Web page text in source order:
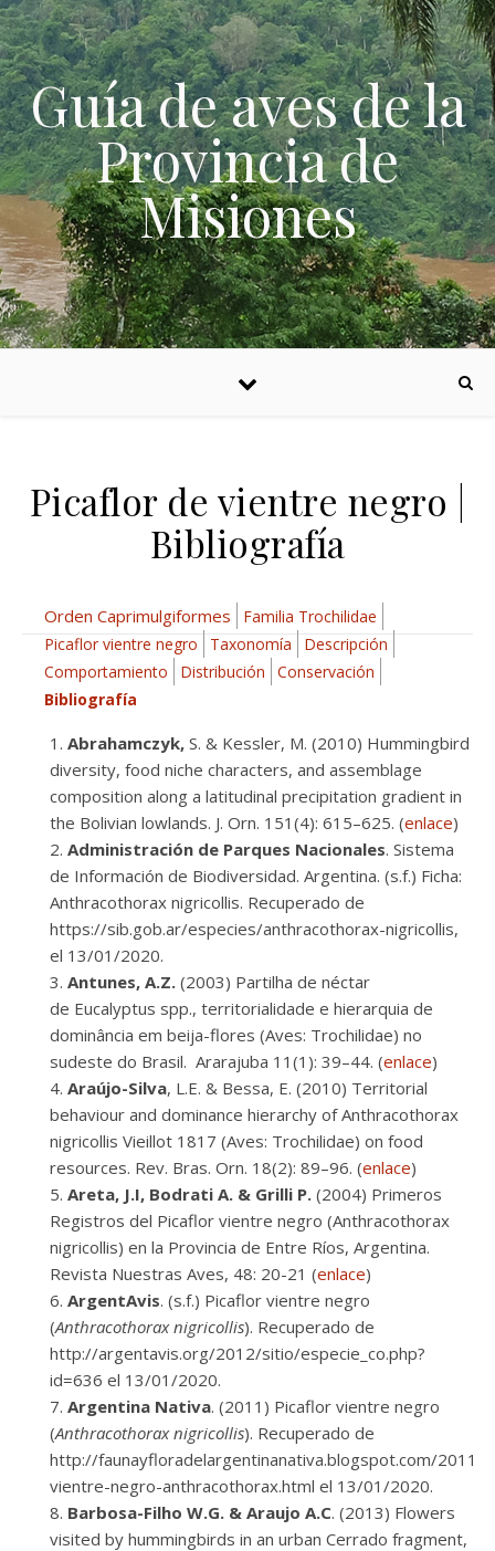
Skip to content
Guía de aves de la
Provincia de
Misiones
Picaflor de vientre negro |
Bibliografía
Orden Caprimulgiformes
Familia Trochilidae
Picaflor vientre negro
Taxonomía
Descripción
Comportamiento
Distribución
Conservación
Bibliografía
Abrahamczyk, S. & Kessler, M. (2010) Hummingbird
diversity, food niche characters, and assemblage
composition along a latitudinal precipitation gradient in
the Bolivian lowlands. J. Orn. 151(4): 615–625. (enlace)
Administración de Parques Nacionales. Sistema
de Información de Biodiversidad. Argentina. (s.f.) Ficha:
Anthracothorax nigricollis. Recuperado de
https://sib.gob.ar/especies/anthracothorax-nigricollis,
el 13/01/2020.
Antunes, A.Z. (2003) Partilha de néctar
de Eucalyptus spp., territorialidade e hierarquia de
dominância em beija-flores (Aves: Trochilidae) no
sudeste do Brasil. Ararajuba 11(1): 39–44. (enlace)
Araújo-Silva, L.E. & Bessa, E. (2010) Territorial
behaviour and dominance hierarchy of Anthracothorax
nigricollis Vieillot 1817 (Aves: Trochilidae) on food
resources. Rev. Bras. Orn. 18(2): 89–96. (enlace)
Areta, J.I, Bodrati A. & Grilli P. (2004) Primeros
Registros del Picaflor vientre negro (Anthracothorax
nigricollis) en la Provincia de Entre Ríos, Argentina.
Revista Nuestras Aves, 48: 20-21 (enlace)
ArgentAvis. (s.f.) Picaflor vientre negro
(Anthracothorax nigricollis). Recuperado de
http://argentavis.org/2012/sitio/especie_co.php?
id=636 el 13/01/2020.
Argentina Nativa. (2011) Picaflor vientre negro
(Anthracothorax nigricollis). Recuperado de
http://faunayfloradelargentinanativa.blogspot.com/2011/
vientre-negro-anthracothorax.html el 13/01/2020.
Barbosa-Filho W.G. & Araujo A.C. (2013) Flowers
visited by hummingbirds in an urban Cerrado fragment,